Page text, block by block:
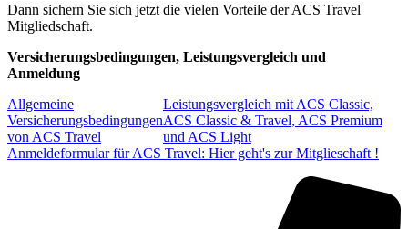
Dann sichern Sie sich jetzt die vielen Vorteile der ACS Travel
Mitgliedschaft.
Versicherungsbedingungen, Leistungsvergleich und
Anmeldung
Allgemeine
Versicherungsbedingungen
von ACS Travel
Leistungsvergleich mit ACS Classic,
ACS Classic & Travel, ACS Premium
und ACS Light
Anmeldeformular für ACS Travel: Hier geht's zur Mitglieschaft !